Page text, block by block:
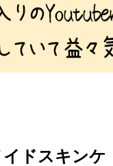
イドスキンケ